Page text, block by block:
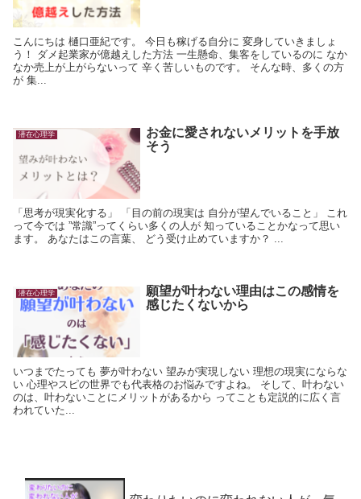
こんにちは 樋口亜紀です。 今日も稼げる自分に 変身していきましょ
う！ ダメ起業家が億越えした方法 一生懸命、集客をしているのに なか
なか売上が上がらないって 辛く苦しいものです。 そんな時、多くの方
が 集...
潜在心理学
お金に愛されないメリットを手放
そう
「思考が現実化する」 「目の前の現実は 自分が望んでいること」 これ
って今では ”常識”ってくらい多くの人が 知っていることかなって思い
ます。 あなたはこの言葉、 どう受け止めていますか？ ...
潜在心理学
願望が叶わない理由はこの感情を
感じたくないから
いつまでたっても 夢が叶わない 望みが実現しない 理想の現実にならな
い 心理やスピの世界でも代表格のお悩みですよね。 そして、叶わない
のは、叶わないことにメリットがあるから ってことも定説的に広く言
われていた...